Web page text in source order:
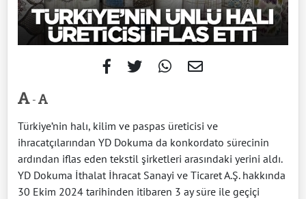
-
Türkiye’nin halı, kilim ve paspas üreticisi ve
ihracatçılarından YD Dokuma da konkordato sürecinin
ardından iflas eden tekstil şirketleri arasındaki yerini aldı.
YD Dokuma İthalat İhracat Sanayi ve Ticaret A.Ş. hakkında
30 Ekim 2024 tarihinden itibaren 3 ay süre ile geçiçi